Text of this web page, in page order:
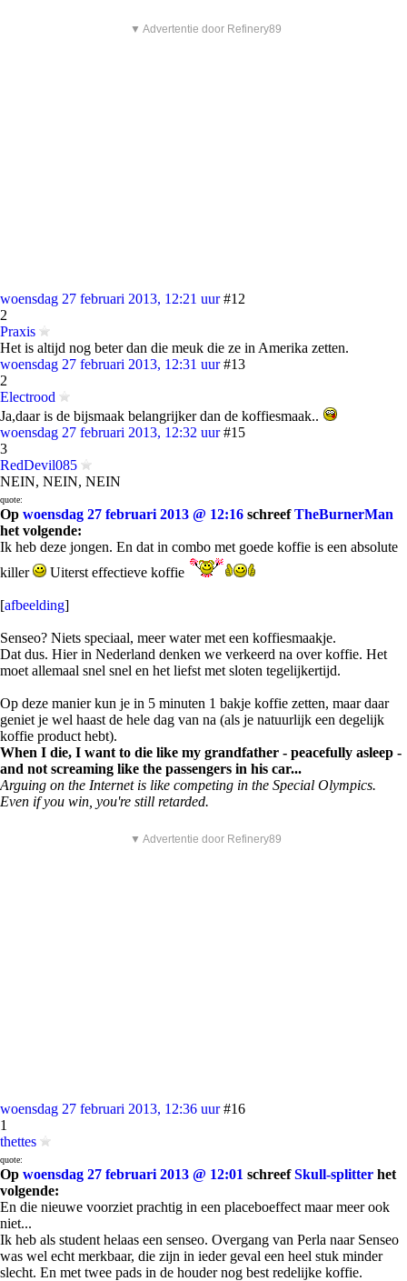
▼ Advertentie door Refinery89
woensdag 27 februari 2013, 12:21 uur #12
2
Praxis
Het is altijd nog beter dan die meuk die ze in Amerika zetten.
woensdag 27 februari 2013, 12:31 uur #13
2
Electrood
Ja,daar is de bijsmaak belangrijker dan de koffiesmaak..
woensdag 27 februari 2013, 12:32 uur #15
3
RedDevil085
NEIN, NEIN, NEIN
quote:
Op woensdag 27 februari 2013 @ 12:16 schreefTheBurnerMan
het volgende:
Ik heb deze jongen. En dat in combo met goede koffie is een absolute
killer
Uiterst effectieve koffie
[afbeelding]
Senseo? Niets speciaal, meer water met een koffiesmaakje.
Dat dus. Hier in Nederland denken we verkeerd na over koffie. Het
moet allemaal snel snel en het liefst met sloten tegelijkertijd.
Op deze manier kun je in 5 minuten 1 bakje koffie zetten, maar daar
geniet je wel haast de hele dag van na (als je natuurlijk een degelijk
koffie product hebt).
When I die, I want to die like my grandfather - peacefully asleep -
and not screaming like the passengers in his car...
Arguing on the Internet is like competing in the Special Olympics.
Even if you win, you're still retarded.
▼ Advertentie door Refinery89
woensdag 27 februari 2013, 12:36 uur #16
1
thettes
quote:
Op woensdag 27 februari 2013 @ 12:01 schreefSkull-splitter het
volgende:
En die nieuwe voorziet prachtig in een placeboeffect maar meer ook
niet...
Ik heb als student helaas een senseo. Overgang van Perla naar Senseo
was wel echt merkbaar, die zijn in ieder geval een heel stuk minder
slecht. En met twee pads in de houder nog best redelijke koffie.